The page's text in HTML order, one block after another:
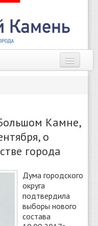
Найти
Камне,
о
города
Дума городского
округа
подтвердила
выборы нового
состава